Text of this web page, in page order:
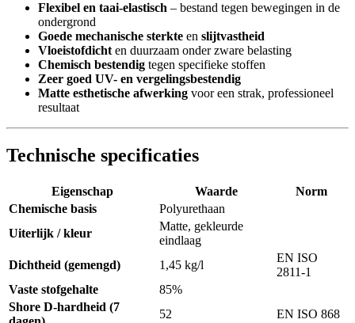
Flexibel en taai-elastisch – bestand tegen bewegingen in de
ondergrond
Goede mechanische sterkte en slijtvastheid
Vloeistofdicht en duurzaam onder zware belasting
Chemisch bestendig tegen specifieke stoffen
Zeer goed UV- en vergelingsbestendig
Matte esthetische afwerking voor een strak, professioneel
resultaat
Technische specificaties
Eigenschap Waarde
Norm
Chemische basis
Polyurethaan
Uiterlijk / kleur
Matte, gekleurde
eindlaag
Dichtheid (gemengd)
1,45 kg/l
EN ISO
2811-1
Vaste stofgehalte
85%
Shore D-hardheid (7
52 EN ISO 868